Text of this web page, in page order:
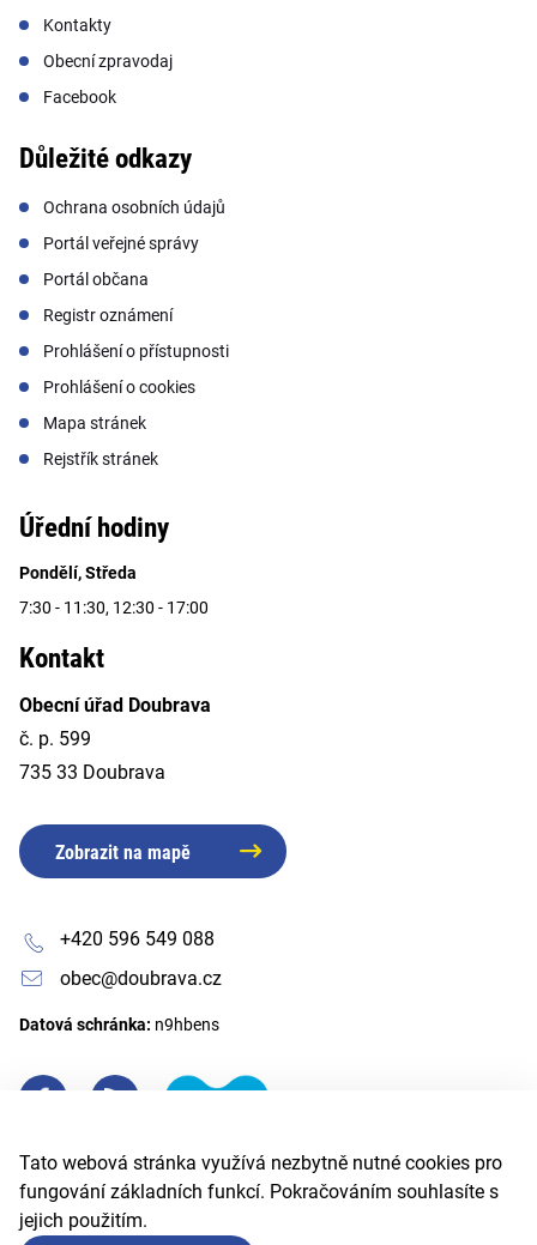
Tato webová stránka využívá nezbytně nutné cookies pro
fungování základních funkcí. Pokračováním souhlasíte s
jejich použitím.
Kontakty
Obecní zpravodaj
Facebook
Důležité odkazy
Ochrana osobních údajů
Portál veřejné správy
Portál občana
Registr oznámení
Prohlášení o přístupnosti
Prohlášení o cookies
Mapa stránek
Rejstřík stránek
Úřední hodiny
Pondělí, Středa
7:30 - 11:30, 12:30 - 17:00
Kontakt
Obecní úřad Doubrava
č. p. 599
735 33 Doubrava
Zobrazit na mapě
+420 596 549 088
obec@doubrava.cz
Datová schránka: n9hbens